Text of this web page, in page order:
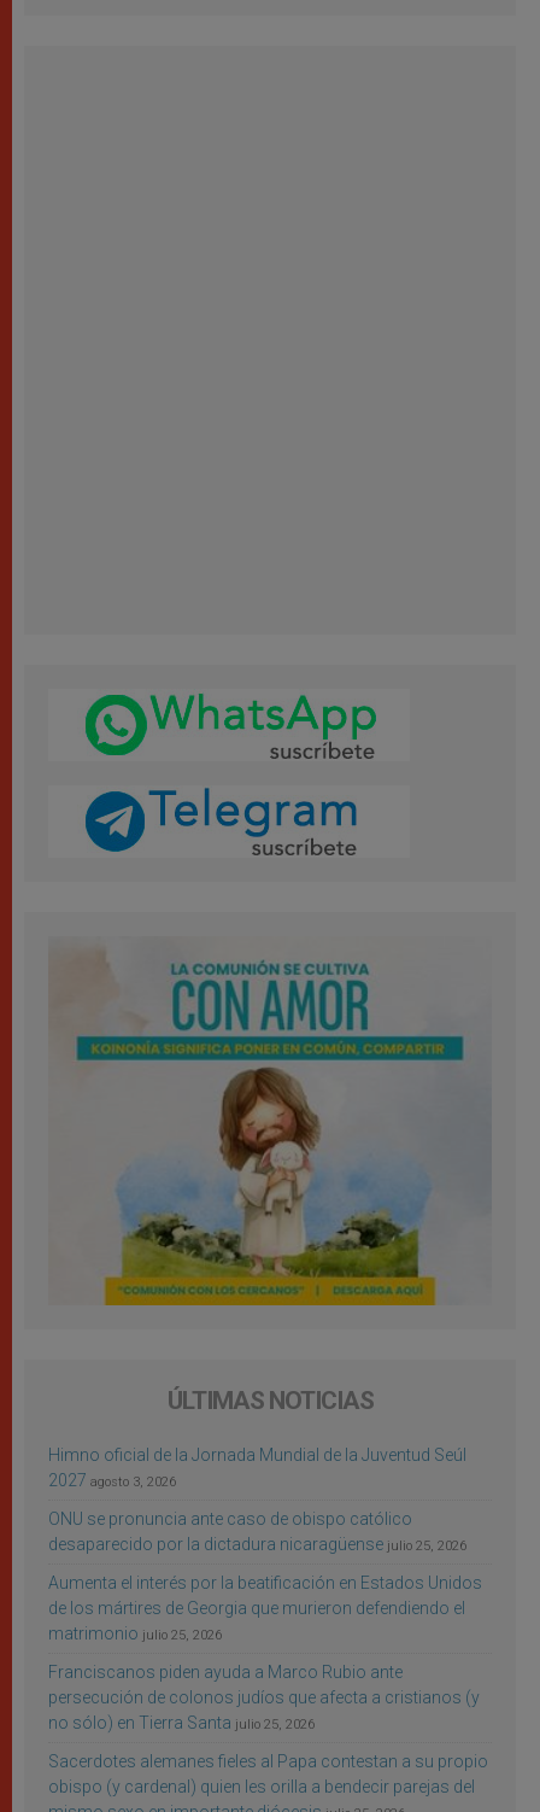
ÚLTIMAS NOTICIAS
Himno oficial de la Jornada Mundial de la Juventud Seúl
2027 agosto 3, 2026
ONU se pronuncia ante caso de obispo católico
desaparecido por la dictadura nicaragüense julio 25, 2026
Aumenta el interés por la beatificación en Estados Unidos
de los mártires de Georgia que murieron defendiendo el
matrimonio julio 25, 2026
Franciscanos piden ayuda a Marco Rubio ante
persecución de colonos judíos que afecta a cristianos (y
no sólo) en Tierra Santa julio 25, 2026
Sacerdotes alemanes fieles al Papa contestan a su propio
obispo (y cardenal) quien les orilla a bendecir parejas del